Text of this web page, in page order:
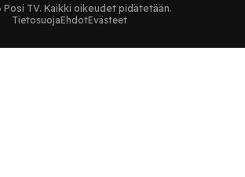
TV. Kaikki oikeudet pidätetään.
TietosuojaEhdotEvästeet